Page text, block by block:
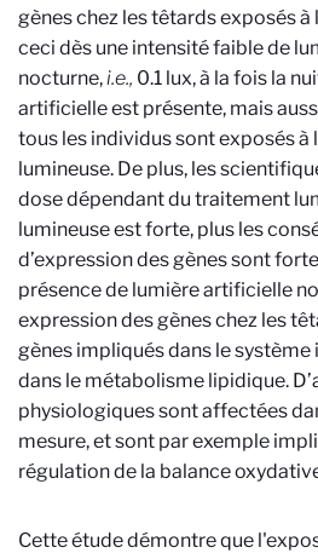
gènes chez les têtards exposés
ceci dès une intensité faible de
nocturne,i.e., 0.1 lux, à la fois la
artificielle est présente, mais
tous les individus sont exposés à
lumineuse. De plus, les
dose dépendant du traitement
lumineuse est forte, plus les
d’expression des gènes sont
présence de lumière artificielle
expression des gènes chez les
gènes impliqués dans le
dans le métabolisme lipidique.
physiologiques sont affectées
mesure, et sont par exemple
régulation de la balance
Cette étude démontre que